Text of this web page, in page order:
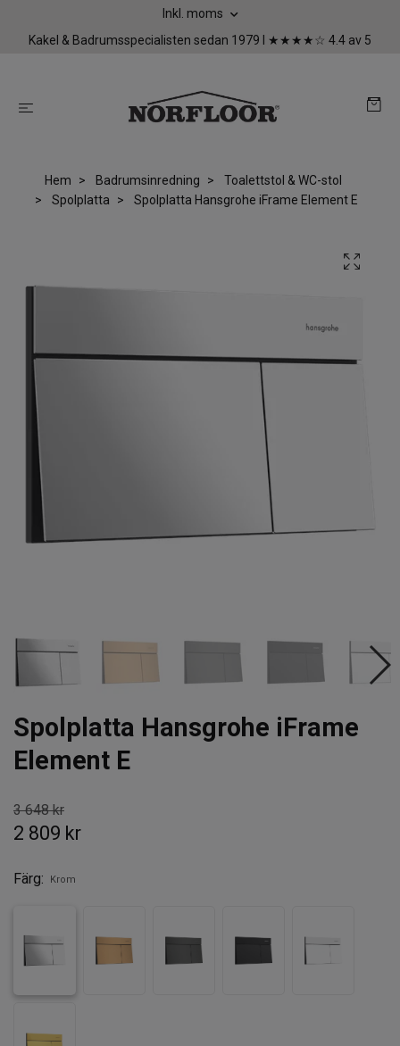
Inkl. moms
Kakel & Badrumsspecialisten sedan 1979 I ★★★★☆ 4.4 av 5
Hem Badrumsinredning
Toalettstol & WC-stol
Spolplatta
Spolplatta Hansgrohe iFrame Element E
Spolplatta Hansgrohe iFrame
Element E
3 648 kr
2 809 kr
Färg: Krom